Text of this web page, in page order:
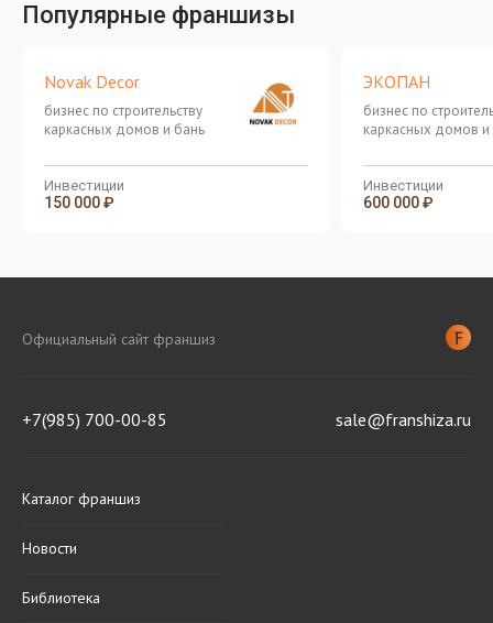
Популярные франшизы
Novak Decor
бизнес по строительству
каркасных домов и бань
Инвестиции
150 000 ₽
ЭКОПАН
бизнес по
каркасных домов и
Инвестиции
600 000 ₽
Официальный сайт франшиз
+7(985) 700-00-85 sale@franshiza.ru
Каталог франшиз
Новости
Библиотека